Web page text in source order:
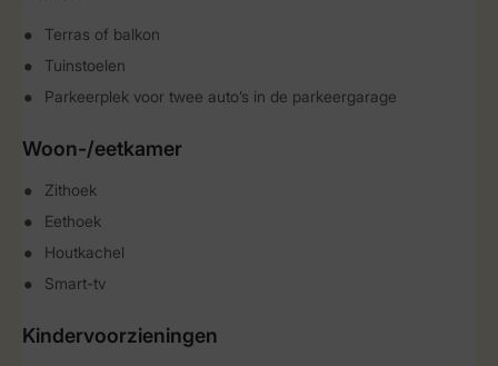
Terras of balkon
Tuinstoelen
Parkeerplek voor twee auto’s in de parkeergarage
Woon-/eetkamer
Zithoek
Eethoek
Houtkachel
Smart-tv
Kindervoorzieningen